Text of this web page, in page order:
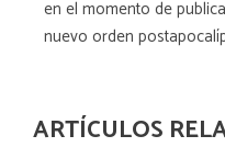
en el momento de
nuevo orden
ARTÍCULOS